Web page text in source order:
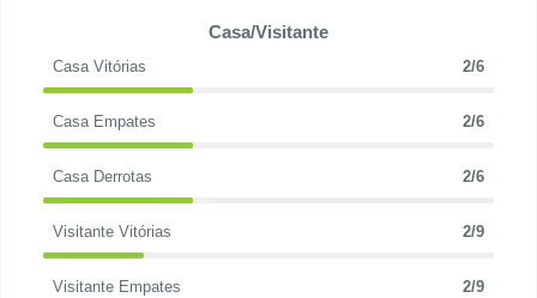
Casa/Visitante
Casa Vitórias 2/6
Casa Empates 2/6
Casa Derrotas 2/6
Visitante Vitórias 2/9
Visitante Empates 2/9